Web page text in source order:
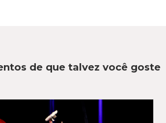
de que talvez você goste